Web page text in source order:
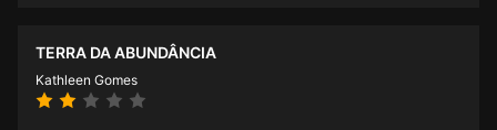
TERRA DA ABUNDÂNCIA
Kathleen Gomes